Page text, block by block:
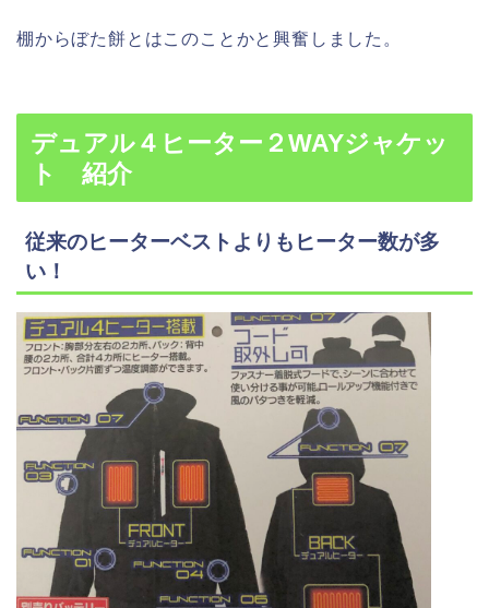
棚からぼた餅とはこのことかと興奮しました。
デュアル４ヒーター２WAYジャケッ
ト 紹介
従来のヒーターベストよりもヒーター数が多
い！